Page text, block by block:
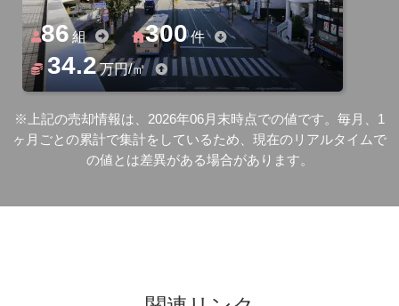
86組 300件
34.2万円/㎡
※上記の売却情報は、2026年06月末時点での値です。毎月、1
ヶ月ごとの累計で集計をしているため、現在のリアルタイムで
の値とは差異がある場合があります。